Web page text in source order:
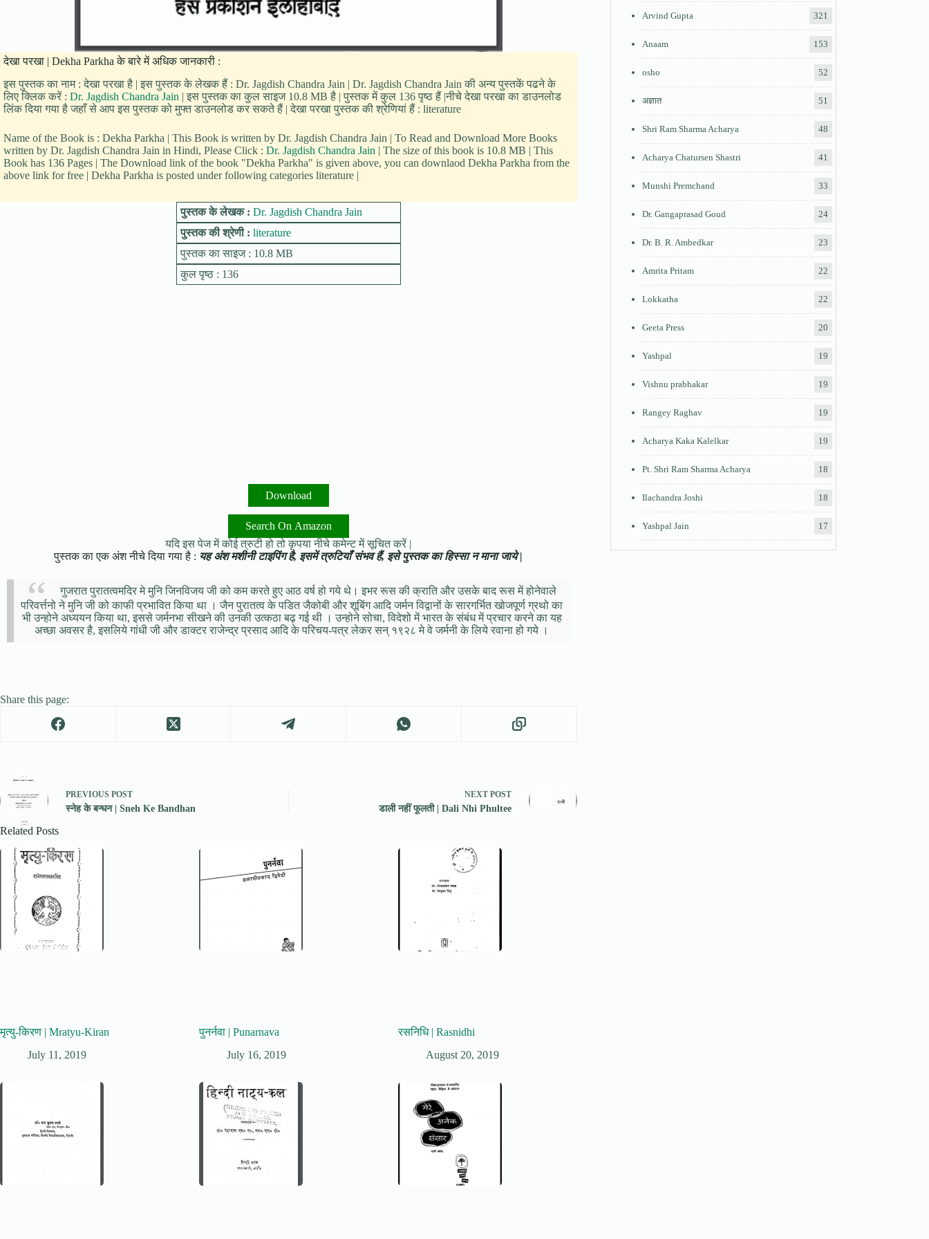
देखा परखा | Dekha Parkha के बारे में अधिक जानकारी :
इस पुस्तक का नाम : देखा परखा है | इस पुस्तक के लेखक हैं : Dr. Jagdish Chandra Jain | Dr. Jagdish Chandra Jain की अन्य पुस्तकें पढने के
लिए क्लिक करें : Dr. Jagdish Chandra Jain | इस पुस्तक का कुल साइज 10.8 MB है | पुस्तक में कुल 136 पृष्ठ हैं |नीचे देखा परखा का डाउनलोड
लिंक दिया गया है जहाँ से आप इस पुस्तक को मुफ्त डाउनलोड कर सकते हैं | देखा परखा पुस्तक की श्रेणियां हैं : literature
Name of the Book is : Dekha Parkha | This Book is written by Dr. Jagdish Chandra Jain | To Read and Download More Books
written by Dr. Jagdish Chandra Jain in Hindi, Please Click : Dr. Jagdish Chandra Jain | The size of this book is 10.8 MB | This
Book has 136 Pages | The Download link of the book "Dekha Parkha" is given above, you can downlaod Dekha Parkha from the
above link for free | Dekha Parkha is posted under following categories literature |
पुस्तक के लेखक : Dr. Jagdish Chandra Jain
पुस्तक की श्रेणी : literature
पुस्तक का साइज : 10.8 MB
कुल पृष्ठ : 136
Download
Search On Amazon
यदि इस पेज में कोई त्रुटी हो तो कृपया नीचे कमेन्ट में सूचित करें |
पुस्तक का एक अंश नीचे दिया गया है : यह अंश मशीनी टाइपिंग है, इसमें त्रुटियाँ संभव हैं, इसे पुस्तक का हिस्सा न माना जाये |
गुजरात पुरातत्वमदिर मे मुनि जिनविजय जी को कम करते हुए आठ वर्ष हो गये थे। इभर रूस की क्राति और उसके बाद रूस में होनेवाले
परिवर्त्तनो ने मुनि जी को काफी प्रभावित किया था । जैन पुरातत्व के पडित जैकोबी और शूबिंग आदि जर्मन विद्वानों के सारगर्भित खोजपूर्ण ग्रथो का
भी उन्होने अध्ययन किया था, इससे जर्मनभा सीखने की उनकी उत्कठा बढ़ गई थी । उन्होने सोचा, विदेशो में भारत के संबंध में प्रचार करने का यह
अच्छा अवसर है, इसलिये गांधी जी और डाक्टर राजेन्द्र प्रसाद आदि के परिचय-पत्र लेकर सन् १९२८ मे वे जर्मनी के लिये रवाना हो गये ।
Share this page:
PREVIOUS POST
स्नेह के बन्धन | Sneh Ke Bandhan
NEXT POST
डाली नहीं फूलती | Dali Nhi Phultee
Related Posts
मृत्यु-किरण | Mratyu-Kiran
July 11, 2019
पुनर्नवा | Punarnava
July 16, 2019
रसनिधि | Rasnidhi
August 20, 2019
Arvind Gupta 321
Anaam 153
osho 52
अज्ञात 51
Shri Ram Sharma Acharya 48
Acharya Chatursen Shastri 41
Munshi Premchand 33
Dr. Gangaprasad Goud 24
Dr. B. R. Ambedkar 23
Amrita Pritam 22
Lokkatha 22
Geeta Press 20
Yashpal 19
Vishnu prabhakar 19
Rangey Raghav 19
Acharya Kaka Kalelkar 19
Pt. Shri Ram Sharma Acharya 18
Ilachandra Joshi 18
Yashpal Jain 17